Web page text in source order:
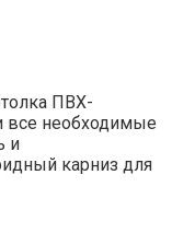
ПВХ-
все необходимые
и
карниз для